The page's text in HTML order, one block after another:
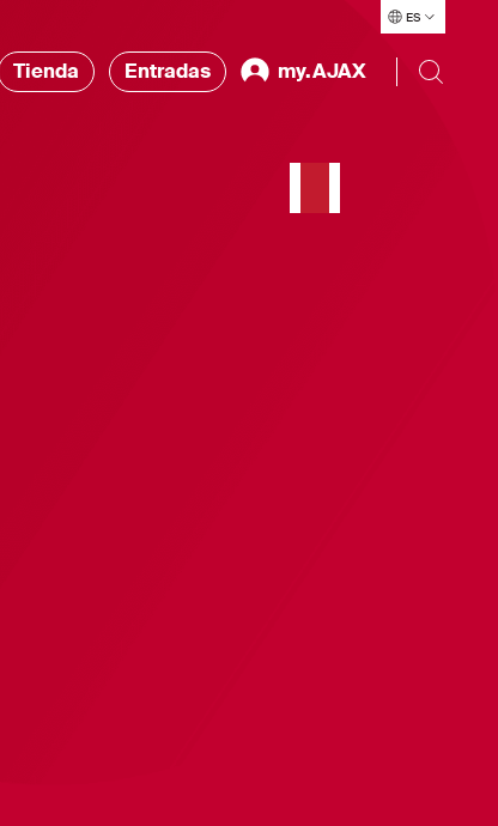
ES
Tienda Entradas my.AJAX